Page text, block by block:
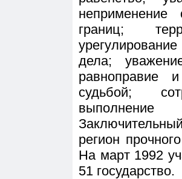
границ;
дела;
равноправие
судьбой;
выполнение
регион
На март 1992
51 государство.